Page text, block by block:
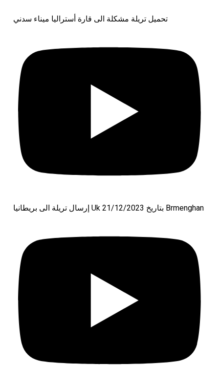
تحميل تريلة مشكلة الى قارة أستراليا ميناء سدني
إرسال تريلة الى بريطانيا Uk بتاريخ 21/12/2023 Brmenghan